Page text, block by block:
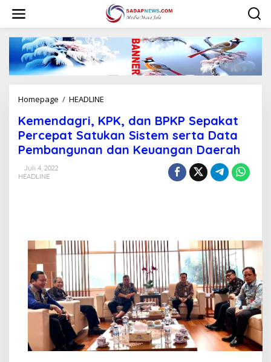
w
Homepage / HEADLINE
m
e
n
d
,
n
B
P
K
P
S
e
Kemendagri, KPK, dan BPKP Sepakat
Percepat Satukan Sistem serta Data
Pembangunan dan Keuangan Daerah
Juli 4, 2022
HEADLINE